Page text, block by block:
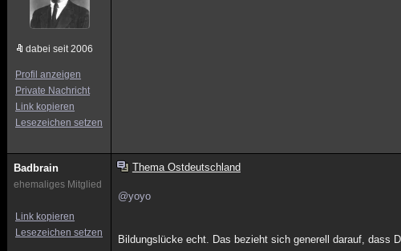
dabei seit 2006
Profil anzeigen
Private Nachricht
Link kopieren
Lesezeichen setzen
Badbrain
ehemaliges Mitglied
Link kopieren
Lesezeichen setzen
Thema Ostdeutschland
@yoyo
Bildungslücke echt. Das bezieht sich generell darauf, dass